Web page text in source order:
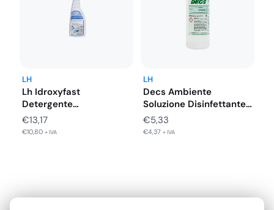
LH
Lh Idroxyfast
Detergente
Disinfettante Superfici
Medicali DM IIB…
€13,17
€10,80 + IVA
LH
Decs Ambiente
Soluzione Disinfettante
per Superfici e
Ambienti…
€5,33
€4,37 + IVA